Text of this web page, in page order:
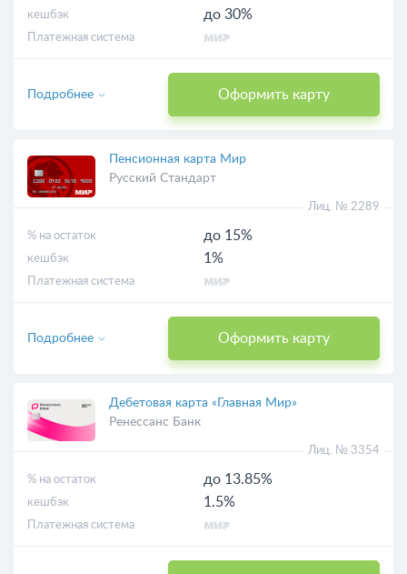
кешбэк до 30%
Платежная система
Оформить карту
Подробнее
Пенсионная карта Мир
Русский Стандарт
Лиц. № 2289
% на остаток до 15%
кешбэк 1%
Платежная система
Оформить карту
Подробнее
Дебетовая карта «Главная Мир»
Ренессанс Банк
Лиц. № 3354
% на остаток до 13.85%
кешбэк 1.5%
Платежная система